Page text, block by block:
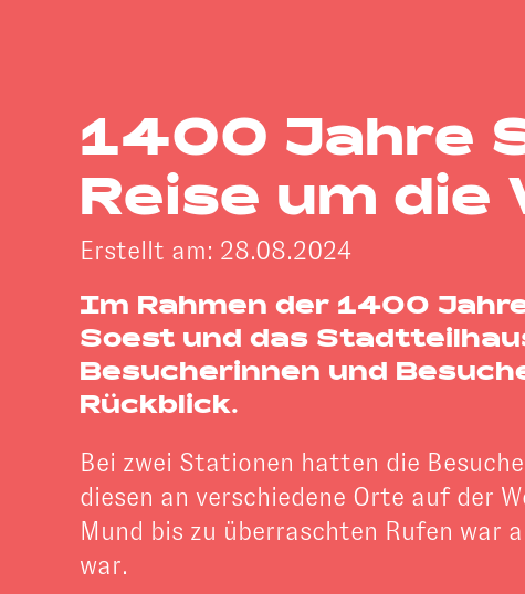
1400 Jahre
Reise um die
Erstellt am: 28.08.2024
Im Rahmen der 1400
Soest und das
Besucherinnen und
Rückblick.
Bei zwei Stationen hatten die
diesen an verschiedene Orte auf der
Mund bis zu überraschten Rufen war
war.